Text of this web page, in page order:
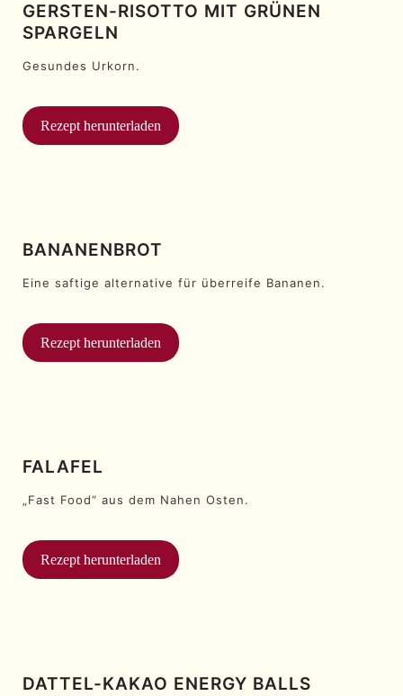
GERSTEN-RISOTTO MIT GRÜNEN
SPARGELN
Gesundes Urkorn.
Rezept herunterladen
BANANENBROT
Eine saftige alternative für überreife Bananen.
Rezept herunterladen
FALAFEL
„Fast Food“ aus dem Nahen Osten.
Rezept herunterladen
DATTEL-KAKAO ENERGY BALLS